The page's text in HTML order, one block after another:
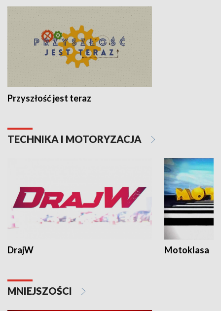
Przyszłość jest teraz
TECHNIKA I MOTORYZACJA
DrajW Motoklasa
MNIEJSZOŚCI